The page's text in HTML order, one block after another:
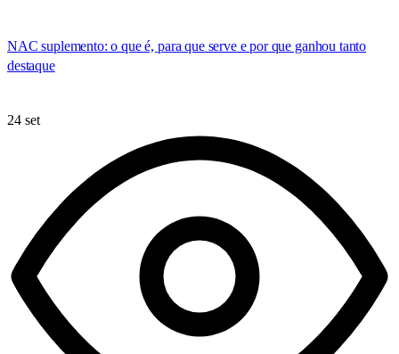
NAC suplemento: o que é, para que serve e por que ganhou tanto
destaque
24 set